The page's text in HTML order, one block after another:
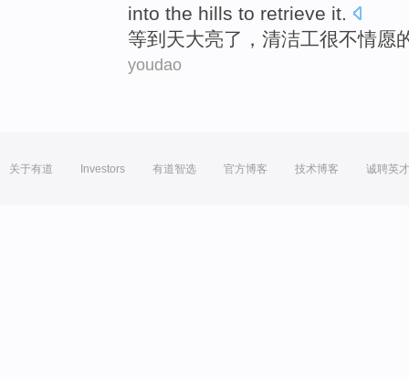
into the hills to retrieve it.
等到 天大亮了， 清洁工很不情愿
youdao
关于有道 Investors 有道智选 官方博客 技术博客 诚聘英才